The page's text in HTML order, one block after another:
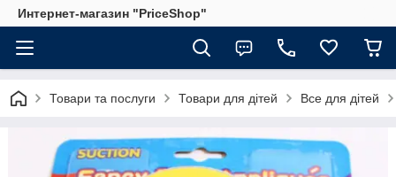
Интернет-магазин "PriceShop"
Товари та послуги Товари для дітей Все для дітей